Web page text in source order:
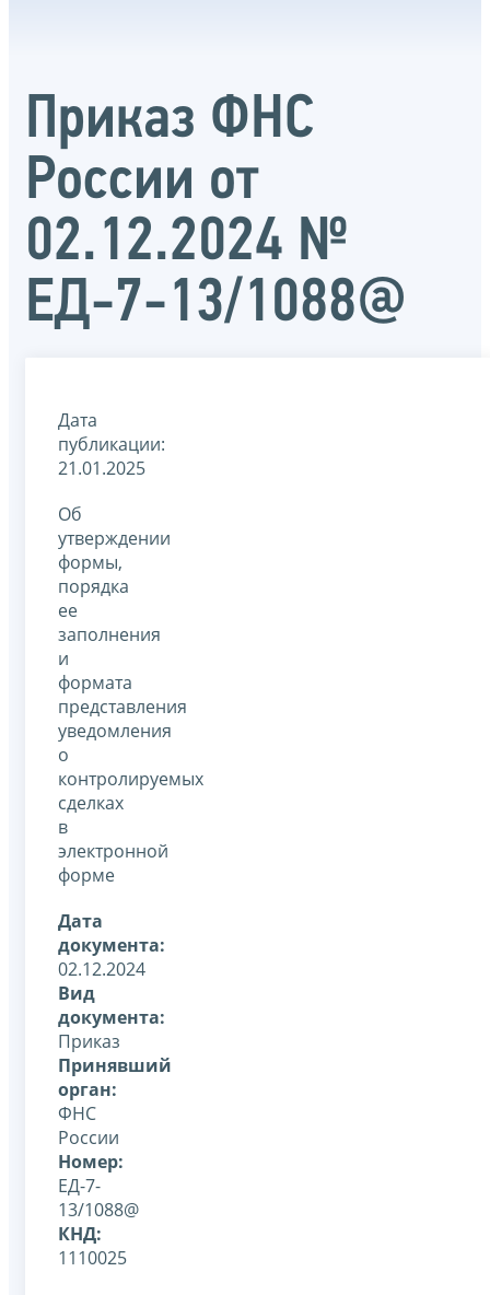
Приказ ФНС
России от
02.12.2024 №
ЕД-7-13/1088@
Дата
публикации:
21.01.2025
Об
утверждении
формы,
порядка
ее
заполнения
и
формата
представления
уведомления
о
контролируемых
сделках
в
электронной
форме
Дата
документа:
02.12.2024
Вид
документа:
Приказ
Принявший
орган:
ФНС
России
Номер:
ЕД-7-
13/1088@
КНД:
1110025